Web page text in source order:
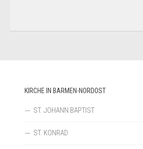
KIRCHE IN BARMEN-NORDOST
ST. JOHANN BAPTIST
ST. KONRAD